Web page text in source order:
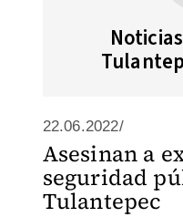
22.06.2022/
Asesinan a
seguridad
Tulantepec